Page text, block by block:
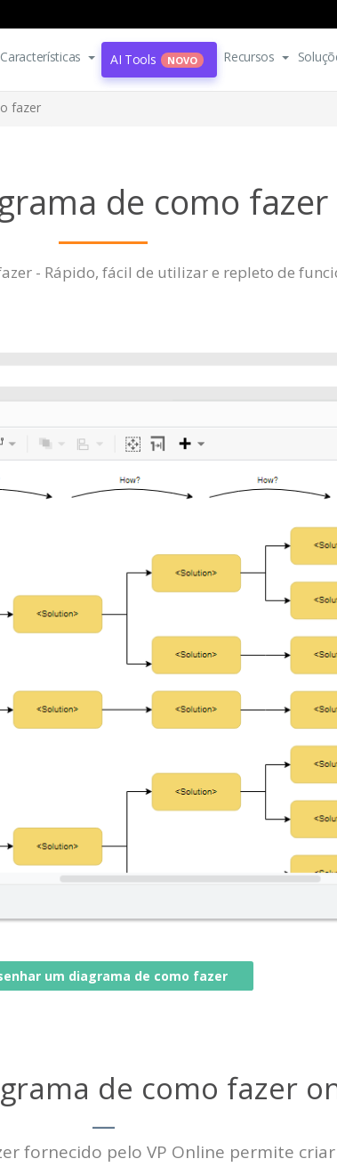
Características AI Tools NOVO Recursos
fazer
de como
- Rápido, fácil de utilizar e repleto de
um diagrama de como fazer
de como fazer
fornecido pelo VP Online permite